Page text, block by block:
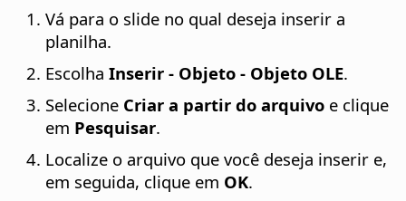
Vá para o slide no qual deseja inserir a
planilha.
Escolha Inserir - Objeto - Objeto OLE.
Selecione Criar a partir do arquivo e clique
em Pesquisar.
Localize o arquivo que você deseja inserir e,
em seguida, clique em OK.